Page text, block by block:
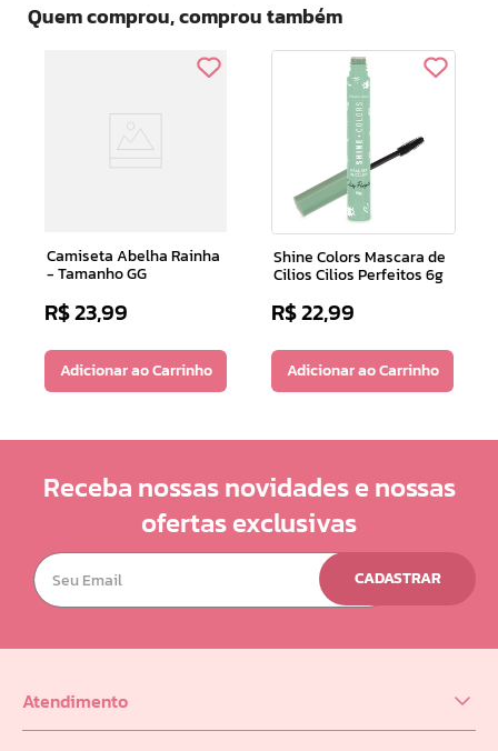
Quem comprou, comprou também
Camiseta Abelha Rainha
- Tamanho GG
R$23,99
Adicionar ao Carrinho
Shine Colors Mascara de
Cilios Cilios Perfeitos 6g
R$22,99
Adicionar ao Carrinho
Receba nossas novidades e nossas
ofertas exclusivas
CADASTRAR
Atendimento
(62) 98218-0625